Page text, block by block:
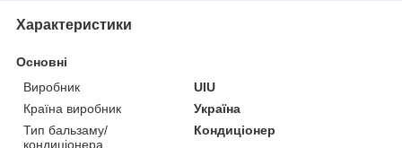
Характеристики
Основні
Виробник
UIU
Країна виробник
Україна
Тип бальзаму/
кондиціонера
Кондиціонер